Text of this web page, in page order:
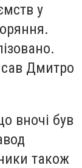
у
Дмитро
вночі був
також